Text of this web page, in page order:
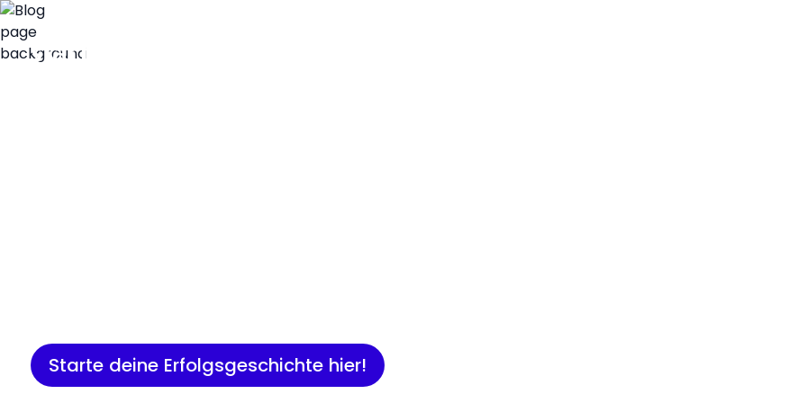
Starte deine Erfolgsgeschichte hier!